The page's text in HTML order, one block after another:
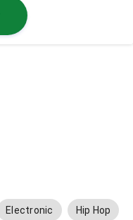
Electronic Hip Hop